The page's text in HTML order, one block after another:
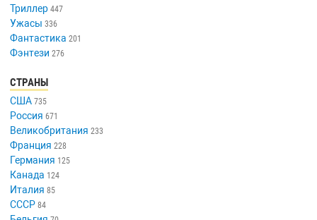
Триллер 447
Ужасы 336
Фантастика 201
Фэнтези 276
СТРАНЫ
США 735
Россия 671
Великобритания 233
Франция 228
Германия 125
Канада 124
Италия 85
СССР 84